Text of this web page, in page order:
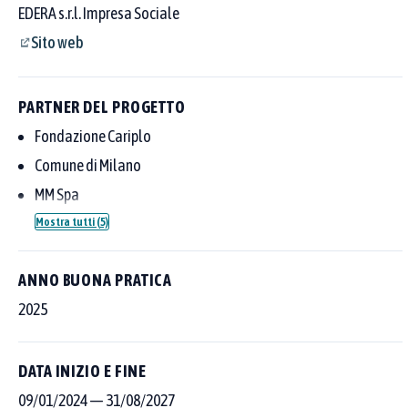
Cerca tra le 250 buone pratiche censite
Scegli dove cercare con i pulsanti sopra al campo, poi affina per
area tematica o Goal SDGs.
EDERA s.r.l. Impresa Sociale
Sito web
PARTNER DEL PROGETTO
Fondazione Cariplo
Comune di Milano
MM Spa
Fondazione Housing Sociale
Mostra tutti (5)
ANNO BUONA PRATICA
2025
DATA INIZIO E FINE
09/01/2024—31/08/2027